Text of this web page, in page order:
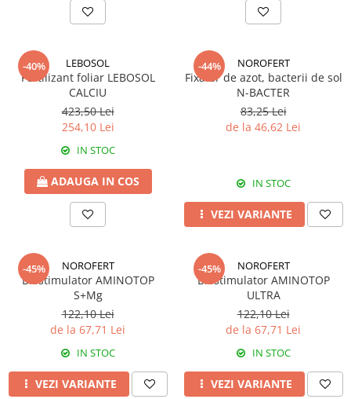
Fertilizanți foliari
Erbicide
CASTRAVEȚI
Insecticide
Fertilizanți foliari
Dezinfectant sol
Insecticide
Fertilizanți foliari
Tratament semințe
Fungicide
Biostimulatori
Fungicide
DOVLEAC
Insecticide
DOVLECEI
Insecticide
FASOLE
Insecticide
Fertilizanți foliari
Insecticide
FASOLE PĂSTĂI
FLOAREA SOARELUI
Tratament semințe
Semințe
Fungicide
-40% LEBOSOL
Fertilizant foliar LEBOSOL
CALCIU
423,50 Lei
254,10 Lei
IN STOC
ADAUGA IN COS
-44% NOROFERT
Fixator de azot, bacterii de sol
N-BACTER
83,25 Lei
de la 46,62 Lei
IN STOC
VEZI VARIANTE
-45% NOROFERT
Biostimulator AMINOTOP
S+Mg
122,10 Lei
de la 67,71 Lei
IN STOC
VEZI VARIANTE
-45% NOROFERT
Biostimulator AMINOTOP
ULTRA
122,10 Lei
de la 67,71 Lei
IN STOC
VEZI VARIANTE